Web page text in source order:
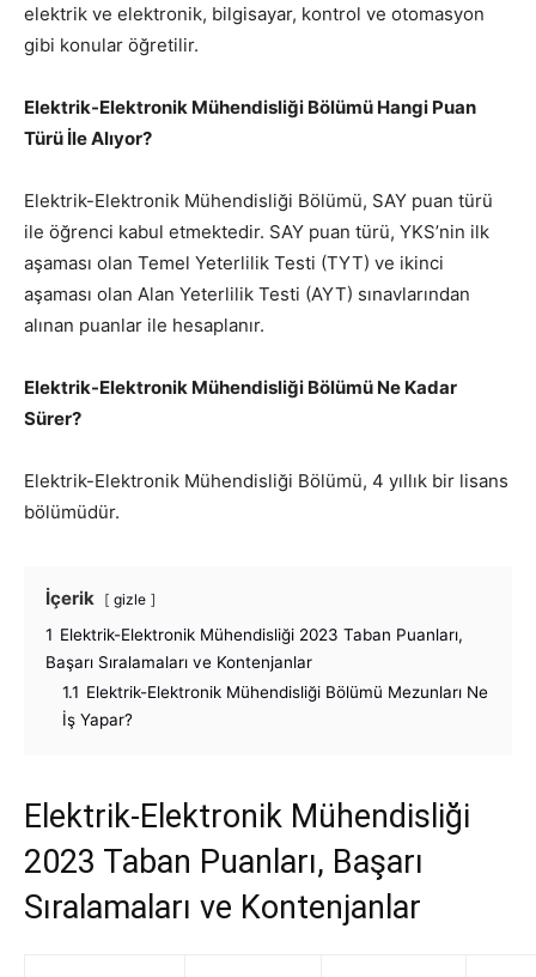
elektrik ve elektronik, bilgisayar, kontrol ve otomasyon
gibi konular öğretilir.
Elektrik-Elektronik Mühendisliği Bölümü Hangi Puan
Türü İle Alıyor?
Elektrik-Elektronik Mühendisliği Bölümü, SAY puan türü
ile öğrenci kabul etmektedir. SAY puan türü, YKS’nin ilk
aşaması olan Temel Yeterlilik Testi (TYT) ve ikinci
aşaması olan Alan Yeterlilik Testi (AYT) sınavlarından
alınan puanlar ile hesaplanır.
Elektrik-Elektronik Mühendisliği Bölümü Ne Kadar
Sürer?
Elektrik-Elektronik Mühendisliği Bölümü, 4 yıllık bir lisans
bölümüdür.
İçerik gizle
1 Elektrik-Elektronik Mühendisliği 2023 Taban Puanları,
Başarı Sıralamaları ve Kontenjanlar
1.1 Elektrik-Elektronik Mühendisliği Bölümü Mezunları Ne
İş Yapar?
Elektrik-Elektronik Mühendisliği
2023 Taban Puanları, Başarı
Sıralamaları ve Kontenjanlar